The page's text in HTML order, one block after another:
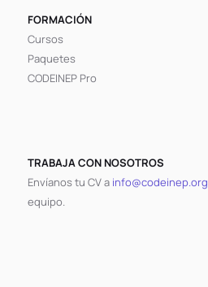
FORMACIÓN
Cursos
Paquetes
CODEINEP Pro
TRABAJA CON NOSOTROS
Envíanos tu CV a info@codeinep.org
equipo.